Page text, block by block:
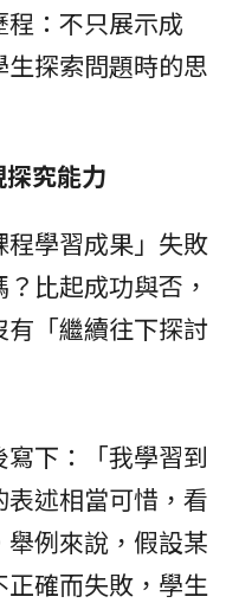
：不只展示成
探索問題時的思
究能力
學習成果」失敗
比起成功與否，
「繼續往下探討
下：「我學習到
述相當可惜，看
例來說，假設某
確而失敗，學生